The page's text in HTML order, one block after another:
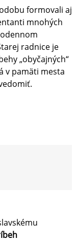
formovali aj
mnohých
radnice je
„obyčajných“
v pamäti mesta